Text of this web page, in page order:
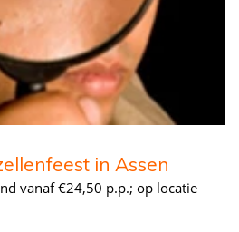
in Assen
vanaf €24,50 p.p.; op locatie